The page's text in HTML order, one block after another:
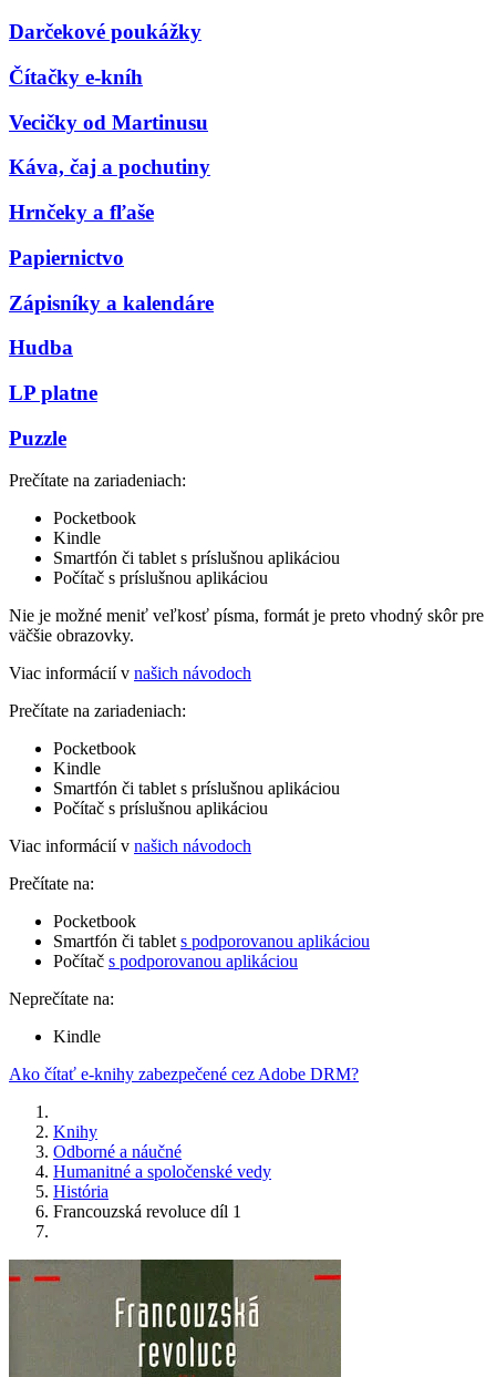
Darčekové poukážky
Čítačky e-kníh
Vecičky od Martinusu
Káva, čaj a pochutiny
Hrnčeky a fľaše
Papiernictvo
Zápisníky a kalendáre
Hudba
LP platne
Puzzle
Prečítate na zariadeniach:
Pocketbook
Kindle
Smartfón či tablet s príslušnou aplikáciou
Počítač s príslušnou aplikáciou
Nie je možné meniť veľkosť písma, formát je preto vhodný skôr pre
väčšie obrazovky.
Viac informácií v našich návodoch
Prečítate na zariadeniach:
Pocketbook
Kindle
Smartfón či tablet s príslušnou aplikáciou
Počítač s príslušnou aplikáciou
Viac informácií v našich návodoch
Prečítate na:
Pocketbook
Smartfón či tablet s podporovanou aplikáciou
Počítač s podporovanou aplikáciou
Neprečítate na:
Kindle
Ako čítať e-knihy zabezpečené cez Adobe DRM?
Knihy
Odborné a náučné
Humanitné a spoločenské vedy
História
Francouzská revoluce díl 1